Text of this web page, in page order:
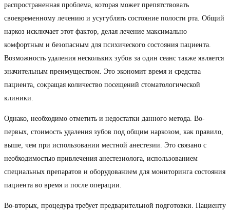
распространенная проблема, которая может препятствовать
своевременному лечению и усугублять состояние полости рта. Общий
наркоз исключает этот фактор, делая лечение максимально
комфортным и безопасным для психического состояния пациента.
Возможность удаления нескольких зубов за один сеанс также является
значительным преимуществом. Это экономит время и средства
пациента, сокращая количество посещений стоматологической
клиники.
Однако, необходимо отметить и недостатки данного метода. Во-
первых, стоимость удаления зубов под общим наркозом, как правило,
выше, чем при использовании местной анестезии. Это связано с
необходимостью привлечения анестезиолога, использованием
специальных препаратов и оборудованием для мониторинга состояния
пациента во время и после операции.
Во-вторых, процедура требует предварительной подготовки. Пациенту